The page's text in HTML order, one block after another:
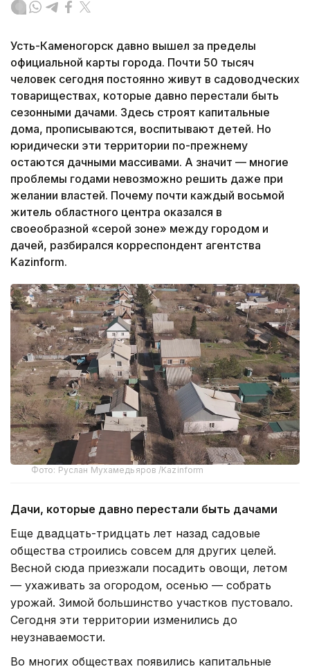
Усть-Каменогорск давно вышел за пределы
официальной карты города. Почти 50 тысяч
человек сегодня постоянно живут в садоводческих
товариществах, которые давно перестали быть
сезонными дачами. Здесь строят капитальные
дома, прописываются, воспитывают детей. Но
юридически эти территории по-прежнему
остаются дачными массивами. А значит — многие
проблемы годами невозможно решить даже при
желании властей. Почему почти каждый восьмой
житель областного центра оказался в
своеобразной «серой зоне» между городом и
дачей, разбирался корреспондент агентства
Kazinform.
Фото: Руслан Мухамедьяров /Kazinform
Дачи, которые давно перестали быть дачами
Еще двадцать-тридцать лет назад садовые
общества строились совсем для других целей.
Весной сюда приезжали посадить овощи, летом
— ухаживать за огородом, осенью — собрать
урожай. Зимой большинство участков пустовало.
Сегодня эти территории изменились до
неузнаваемости.
Во многих обществах появились капитальные